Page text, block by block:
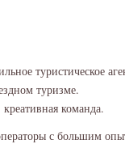
туристическое
туризме.
команда.
с большим